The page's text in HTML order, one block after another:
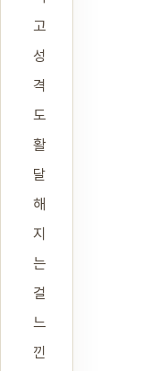
고
성
격
도
활
달
해
지
는
걸
느
낀